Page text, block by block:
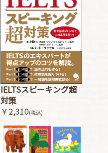
IELTSスピーキング超
対策
￥2,310(税込)